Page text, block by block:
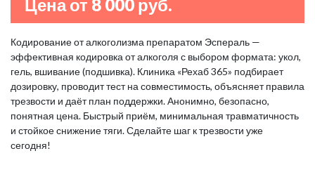
Цена от 8 000 руб.
Кодирование от алкоголизма препаратом Эспераль —
эффективная кодировка от алкоголя с выбором формата: укол,
гель, вшивание (подшивка). Клиника «Рехаб 365» подбирает
дозировку, проводит тест на совместимость, объясняет правила
трезвости и даёт план поддержки. Анонимно, безопасно,
понятная цена. Быстрый приём, минимальная травматичность
и стойкое снижение тяги. Сделайте шаг к трезвости уже
сегодня!